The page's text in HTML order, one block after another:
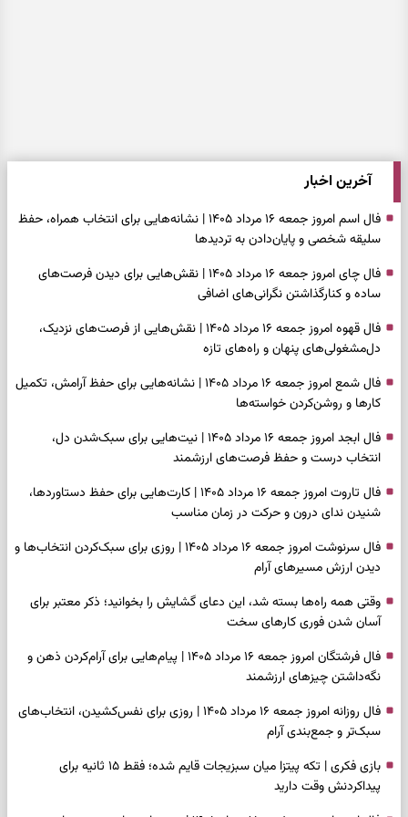
آخرین اخبار
فال اسم امروز جمعه ۱۶ مرداد ۱۴۰۵ | نشانه‌هایی برای انتخاب همراه، حفظ
سلیقه شخصی و پایان‌دادن به تردیدها
فال چای امروز جمعه ۱۶ مرداد ۱۴۰۵ | نقش‌هایی برای دیدن فرصت‌های
ساده و کنارگذاشتن نگرانی‌های اضافی
فال قهوه امروز جمعه ۱۶ مرداد ۱۴۰۵ | نقش‌هایی از فرصت‌های نزدیک،
دل‌مشغولی‌های پنهان و راه‌های تازه
فال شمع امروز جمعه ۱۶ مرداد ۱۴۰۵ | نشانه‌هایی برای حفظ آرامش، تکمیل
کارها و روشن‌کردن خواسته‌ها
فال ابجد امروز جمعه ۱۶ مرداد ۱۴۰۵ | نیت‌هایی برای سبک‌شدن دل،
انتخاب درست و حفظ فرصت‌های ارزشمند
فال تاروت امروز جمعه ۱۶ مرداد ۱۴۰۵ | کارت‌هایی برای حفظ دستاوردها،
شنیدن ندای درون و حرکت در زمان مناسب
فال سرنوشت امروز جمعه ۱۶ مرداد ۱۴۰۵ | روزی برای سبک‌کردن انتخاب‌ها و
دیدن ارزش مسیرهای آرام
وقتی همه راه‌ها بسته شد، این دعای گشایش را بخوانید؛ ذکر معتبر برای
آسان شدن فوری کارهای سخت
فال فرشتگان امروز جمعه ۱۶ مرداد ۱۴۰۵ | پیام‌هایی برای آرام‌کردن ذهن و
نگه‌داشتن چیزهای ارزشمند
فال روزانه امروز جمعه ۱۶ مرداد ۱۴۰۵ | روزی برای نفس‌کشیدن، انتخاب‌های
سبک‌تر و جمع‌بندی آرام
بازی فکری | تکه پیتزا میان سبزیجات قایم شده؛ فقط ۱۵ ثانیه برای
پیداکردنش وقت دارید